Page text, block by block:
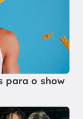
para o show